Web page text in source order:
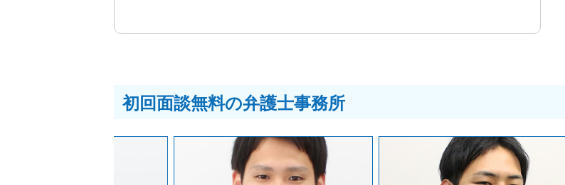
初回面談無料の弁護士事務所